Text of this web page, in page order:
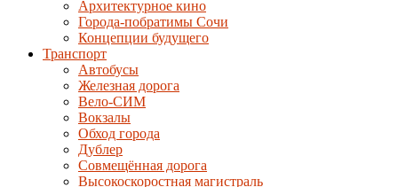
Архитектурное кино
Города-побратимы Сочи
Концепции будущего
Транспорт
Автобусы
Железная дорога
Вело-СИМ
Вокзалы
Обход города
Дублер
Совмещённая дорога
Высокоскоростная магистраль